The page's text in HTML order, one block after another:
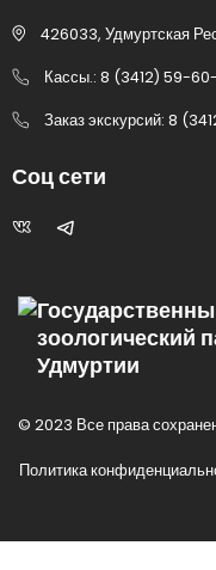
зоологический
Удмуртии
© 2023 Все права
Политика
426033, Удмуртская
Кассы.: 8 (3412) 59-
Заказ экскурсий: 8
Соц сети